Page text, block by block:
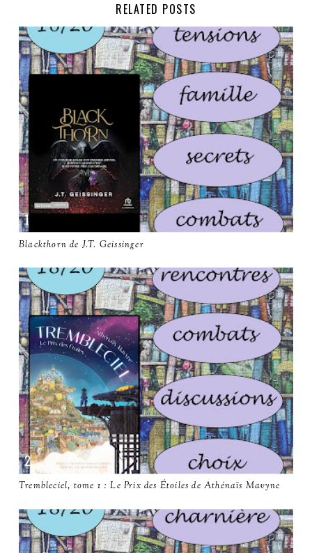
RELATED POSTS
Blackthorn de J.T. Geissinger
Trembleciel, tome 1 : Le Prix des Étoiles de Athénaïs Mavyne